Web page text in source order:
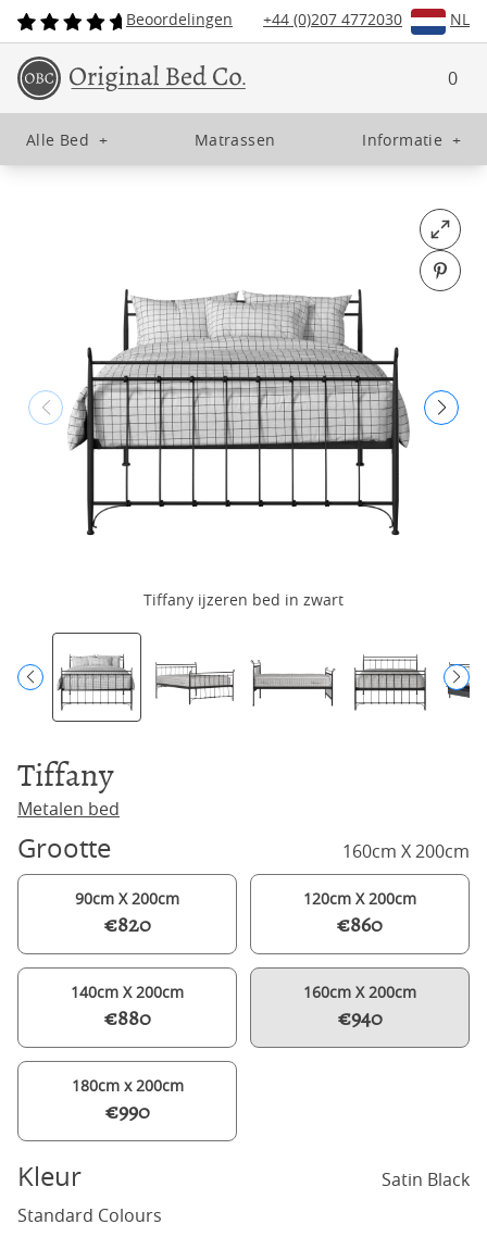
Beoordelingen +44 (0)207 4772030 NL
0
Alle Bed + Matrassen Informatie +
Open
Pin
Tiffany ijzeren bed in zwart
Tiffany
Metalen bed
Grootte 160cm X 200cm
90cm X 200cm
€820
120cm X 200cm
€860
140cm X 200cm
€880
160cm X 200cm
€940
180cm x 200cm
€990
Kleur
Satin Black
Standard Colours